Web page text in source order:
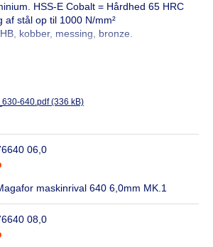
HSS-E Cobalt = Hårdhed 65 HRC
af stål op til 1000 N/mm²
kobber, messing, bronze.
640.pdf (336 kB)
06,0
maskinrival 640 6,0mm MK.1
08,0